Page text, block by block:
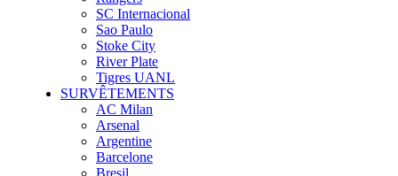
SC Internacional
Sao Paulo
Stoke City
River Plate
Tigres UANL
SURVÊTEMENTS
AC Milan
Arsenal
Argentine
Barcelone
Bresil